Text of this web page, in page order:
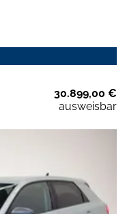
30.899,00 €
ausweisbar